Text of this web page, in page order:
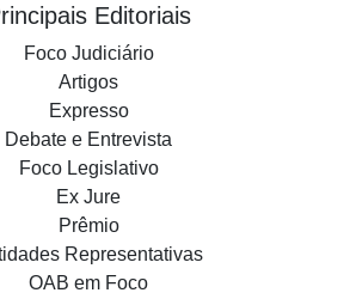
Editoriais
Foco Judiciário
Artigos
Expresso
Debate e Entrevista
Foco Legislativo
Ex Jure
Prêmio
Representativas
OAB em Foco